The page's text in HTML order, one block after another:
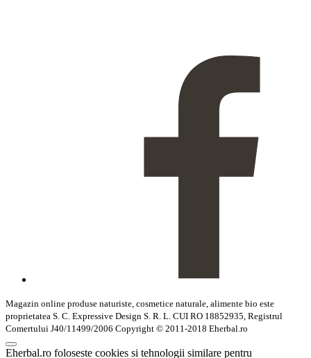
Magazin online produse naturiste, cosmetice naturale, alimente bio este
proprietatea S. C. Expressive Design S. R. L. CUI RO 18852935, Registrul
Comertului J40/11499/2006 Copyright © 2011-2018 Eherbal.ro
Eherbal.ro foloseste cookies si tehnologii similare pentru